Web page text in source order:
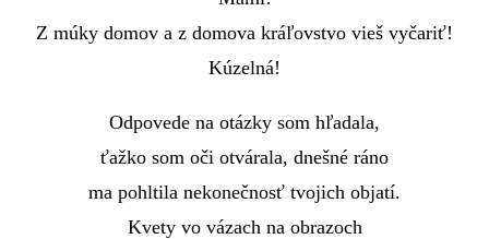
Z múky domov a z domova kráľovstvo vieš vyčariť!
Kúzelná!
Odpovede na otázky som hľadala,
ťažko som oči otvárala, dnešné ráno
ma pohltila nekonečnosť tvojich objatí.
Kvety vo vázach na obrazoch